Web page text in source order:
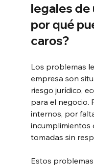
legales de
por qué
caros?
Los problemas
empresa son
riesgo jurídico,
para el negocio.
internos, por
incumplimientos
tomadas sin
Estos